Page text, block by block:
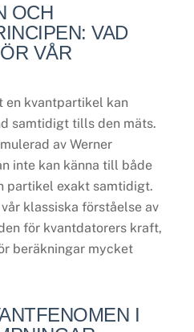
OCH
VAD
VÅR
en kvantpartikel kan
samtidigt tills den mäts.
av Werner
inte kan känna till både
partikel exakt samtidigt.
klassiska förståelse av
för kvantdatorers kraft,
beräkningar mycket
I